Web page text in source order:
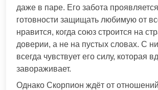
даже в паре. Его забота
готовности защищать любимую от
нравится, когда союз строится на
доверии, а не на пустых словах. С
всегда чувствует его силу, которая
завораживает.
Однако Скорпион ждёт от